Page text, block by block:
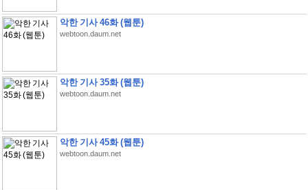
악한 기사 46화 (웹툰)
webtoon.daum.net
악한 기사 35화 (웹툰)
webtoon.daum.net
악한 기사 45화 (웹툰)
webtoon.daum.net